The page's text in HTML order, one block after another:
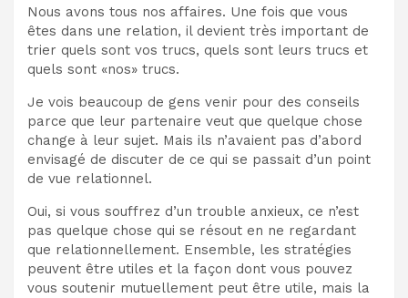
Nous avons tous nos affaires. Une fois que vous
êtes dans une relation, il devient très important de
trier quels sont vos trucs, quels sont leurs trucs et
quels sont «nos» trucs.
Je vois beaucoup de gens venir pour des conseils
parce que leur partenaire veut que quelque chose
change à leur sujet. Mais ils n’avaient pas d’abord
envisagé de discuter de ce qui se passait d’un point
de vue relationnel.
Oui, si vous souffrez d’un trouble anxieux, ce n’est
pas quelque chose qui se résout en ne regardant
que relationnellement. Ensemble, les stratégies
peuvent être utiles et la façon dont vous pouvez
vous soutenir mutuellement peut être utile, mais la